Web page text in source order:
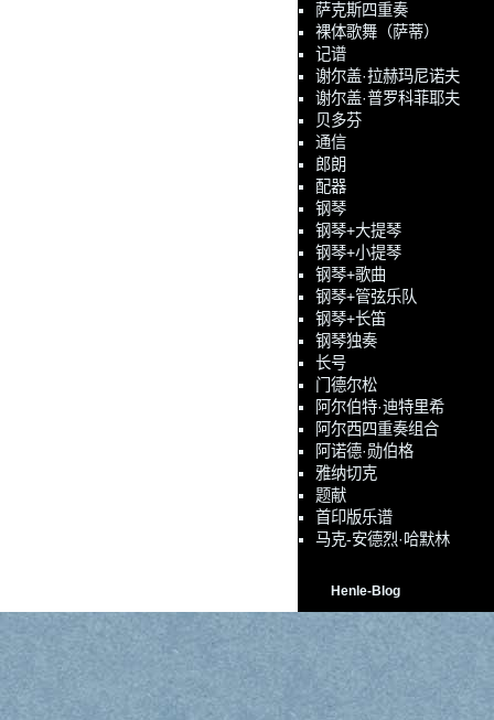
萨克斯四重奏
裸体歌舞（萨蒂）
记谱
谢尔盖·拉赫玛尼诺夫
谢尔盖·普罗科菲耶夫
贝多芬
通信
郎朗
配器
钢琴
钢琴+大提琴
钢琴+小提琴
钢琴+歌曲
钢琴+管弦乐队
钢琴+长笛
钢琴独奏
长号
门德尔松
阿尔伯特·迪特里希
阿尔西四重奏组合
阿诺德·勋伯格
雅纳切克
题献
首印版乐谱
马克-安德烈·哈默林
Henle-Blog